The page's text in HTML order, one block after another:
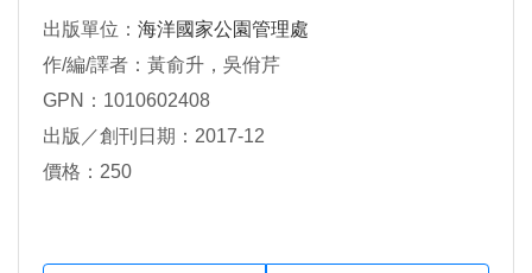
出版單位： 海洋國家公園管理處
作/編/譯者：黃俞升，吳佾芹
GPN：1010602408
出版／創刊日期：2017-12
價格：250